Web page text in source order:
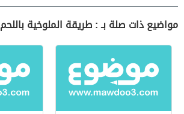
مواضيع ذات صلة بـ : طريقة الملوخية باللحم